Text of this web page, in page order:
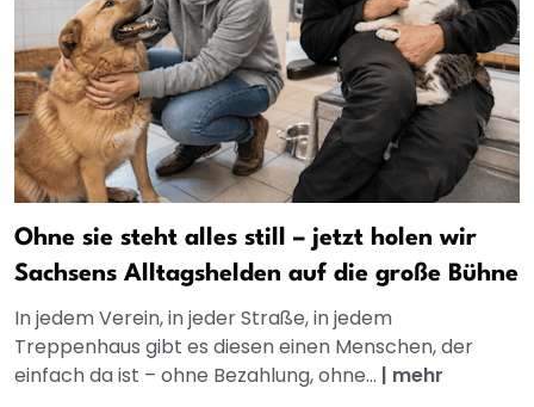
Ohne sie steht alles still – jetzt holen wir
Sachsens Alltagshelden auf die große Bühne
In jedem Verein, in jeder Straße, in jedem
Treppenhaus gibt es diesen einen Menschen, der
einfach da ist – ohne Bezahlung, ohne... | mehr